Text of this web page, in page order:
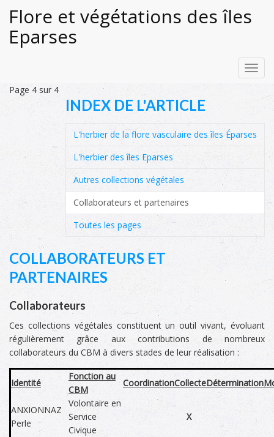
Flore et végétations des îles
Eparses
INDEX DE L'ARTICLE
L'herbier de la flore vasculaire des îles Éparses
L'herbier des îles Eparses
Autres collections végétales
Collaborateurs et partenaires
Toutes les pages
Page 4 sur 4
COLLABORATEURS ET
PARTENAIRES
Collaborateurs
Ces collections végétales constituent un outil vivant, évoluant
régulièrement grâce aux contributions de nombreux
collaborateurs du CBM à divers stades de leur réalisation :
Identité
Fonction au
CBM
CoordinationCollecteDétermination
ANXIONNAZ
Perle
Volontaire en
Service
Civique
X